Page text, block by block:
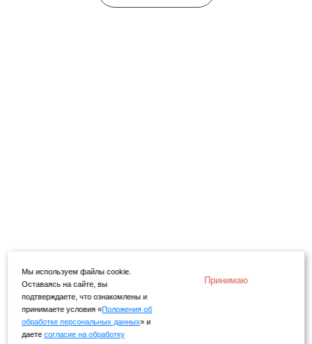
Мы используем файлы cookie.
Оставаясь на сайте, вы
подтверждаете, что ознакомлены и
принимаете условия «Положения об
обработке персональных данных» и
даетесогласие на обработку
Принимаю